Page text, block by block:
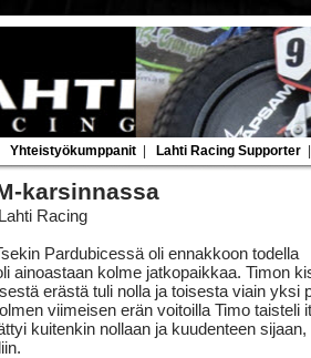
Yhteistyökumppanit Lahti Racing Supporter
karsinnassa
Racing
Pardubicessä oli ennakkoon todella
ainoastaan kolme jatkopaikkaa. Timon
erästä tuli nolla ja toisesta viain yksi
viimeisen erän voitoilla Timo taisteli
kuitenkin nollaan ja kuudenteen